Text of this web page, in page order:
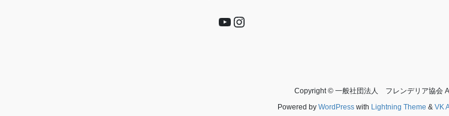
YouTube
Instagram
Copyright © 一般社団法人 フレンデリア協会
Powered by WordPresswith Lightning Theme & VK